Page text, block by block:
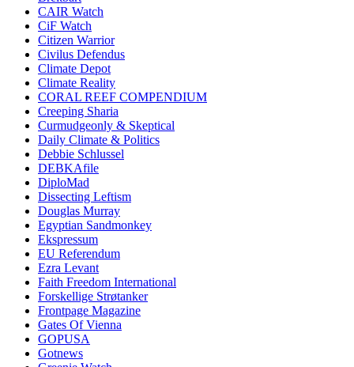
CAIR Watch
CiF Watch
Citizen Warrior
Civilus Defendus
Climate Depot
Climate Reality
CORAL REEF COMPENDIUM
Creeping Sharia
Curmudgeonly & Skeptical
Daily Climate & Politics
Debbie Schlussel
DEBKAfile
DiploMad
Dissecting Leftism
Douglas Murray
Egyptian Sandmonkey
Ekspressum
EU Referendum
Ezra Levant
Faith Freedom International
Forskellige Strøtanker
Frontpage Magazine
Gates Of Vienna
GOPUSA
Gotnews